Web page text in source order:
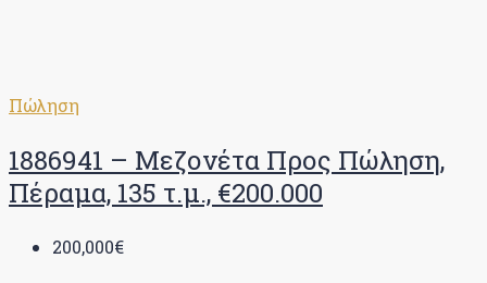
Πώληση
1886941 – Μεζονέτα Προς Πώληση,
Πέραμα, 135 τ.μ., €200.000
200,000€